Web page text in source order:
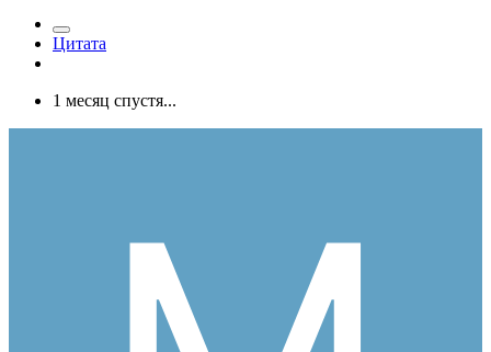
Цитата
1 месяц спустя...